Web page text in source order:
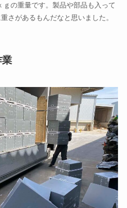
ｇの重量です。製品や部品も入って
さがあるもんだなと思いました。
業